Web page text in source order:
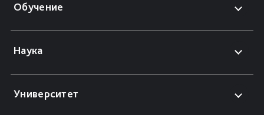
Обучение
Наука
Университет